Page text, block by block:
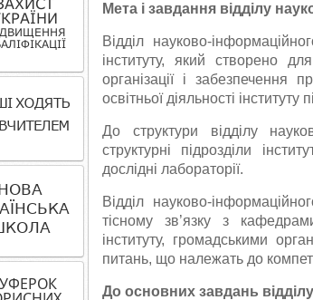
Мета і завдання відділу
Відділ науково-
інституту, який створено
організації і забезпечення
освітньої діяльності інституту
До структури відділу
структурні підрозділи
дослідні лабораторії.
Відділ науково-
тісному зв’язку з
інституту, громадськими
питань, що належать до
До основних завдань